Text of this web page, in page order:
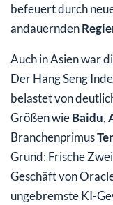
befeuert durch
andauernden
Auch in Asien war
Der Hang Seng
belastet von
Größen wieBaidu,
Branchenprimus
Grund: Frische
Geschäft von
ungebremste KI-